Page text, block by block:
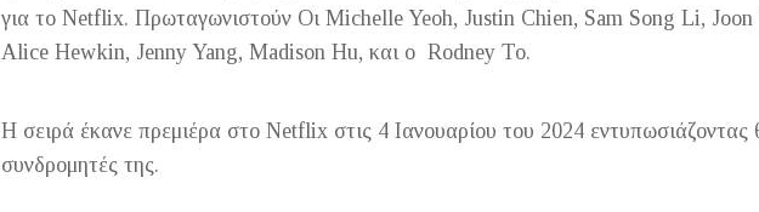
για το Netflix. Πρωταγωνιστούν Οι Michelle Yeoh, Justin Chien, Sam Song Li,
Alice Hewkin, Jenny Yang, Madison Hu, και ο Rodney To.
Η σειρά έκανε πρεμιέρα στο Netflix στις 4 Ιανουαρίου του 2024 εντυπωσιάζοντας
συνδρομητές της.